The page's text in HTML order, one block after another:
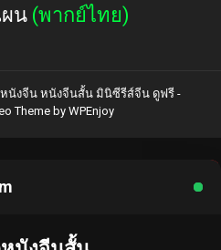
น (พากย์ไทย)
หนังจีน หนังจีนสั้น มินิซีรีส์จีน ดูฟรี -
Themeby WPEnjoy